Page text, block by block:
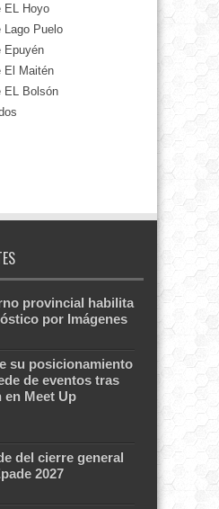
EL Hoyo
Lago Puelo
Epuyén
El Maitén
EL Bolsón
provincial habilita
por Imágenes
su posicionamiento
de eventos tras
Meet Up
del cierre general
2027